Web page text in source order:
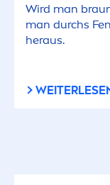
Wird man
man durchs
heraus.